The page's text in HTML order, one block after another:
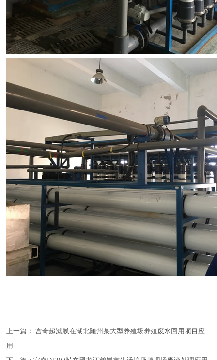
上一篇：宫奇超滤膜在湖北随州某大型养殖场养殖废水回用项目应
用